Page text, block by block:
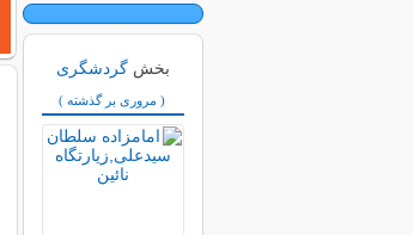
بخش گردشگری
( مروری بر گذشته )